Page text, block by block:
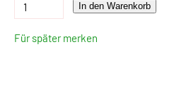
In den Warenkorb
Für später merken